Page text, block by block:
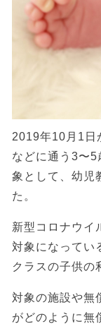
2019年10月1日
などに通う3〜
象として、幼児
た。
新型コロナウイ
対象になってい
クラスの子供の
対象の施設や無
がどのように無